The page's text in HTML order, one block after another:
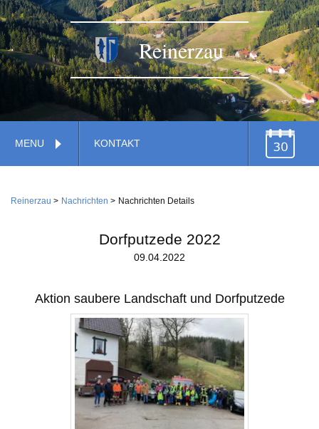
Reinerzau
überspringen
MENU KONTAKT
TERMINE
Reinerzau Nachrichten Nachrichten Details
Dorfputzede 2022
09.04.2022
Aktion saubere Landschaft und Dorfputzede
überspringen
Handwerk
Landwirtschaft
Tourismus
Gastgeber
Sehenswürdigkeiten
Dorfgemeinschaft